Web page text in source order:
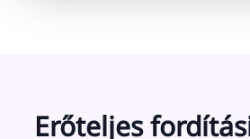
Erőteljes